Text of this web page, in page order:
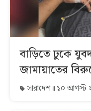
বাড়িতে ঢুকে
জামায়াতের
সারাদেশ ১০ আগস্ট